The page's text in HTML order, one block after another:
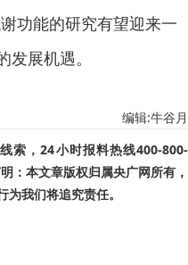
功能的研究有望迎来一
展机遇。
编辑:牛谷月
索，24小时报料热线400-800-
：本文章版权归属央广网所有，
我们将追究责任。